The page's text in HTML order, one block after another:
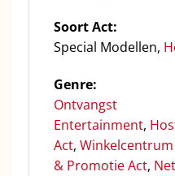
Soort Act:
Special Modellen,
Genre:
Ontvangst
Entertainment,
Act,
& Promotie Act,